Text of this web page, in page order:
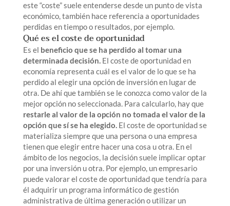
este “coste” suele entenderse desde un punto de vista
económico, también hace referencia a oportunidades
perdidas en tiempo o resultados, por ejemplo.
Qué es el coste de oportunidad
Es el beneficio que se ha perdido al tomar una
determinada decisión.El coste de oportunidad en
economía representa cuál es el valor de lo que se ha
perdido al elegir una opción de inversión en lugar de
otra. De ahí que también se le conozca como valor de la
mejor opción no seleccionada. Para calcularlo, hay que
restarle al valor de la opción no tomada el valor de la
opción que sí se ha elegido.El coste de oportunidad se
materializa siempre que una persona o una empresa
tienen que elegir entre hacer una cosa u otra. En el
ámbito de los negocios, la decisión suele implicar optar
por una inversión u otra. Por ejemplo, un empresario
puede valorar el coste de oportunidad que tendría para
él adquirir un programa informático de gestión
administrativa de última generación o utilizar un